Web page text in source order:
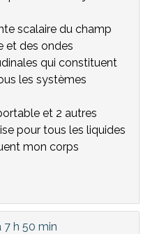
scalaire du champ
et des ondes
qui constituent
les systèmes
et 2 autres
pour tous les liquides
mon corps
7 h 50 min